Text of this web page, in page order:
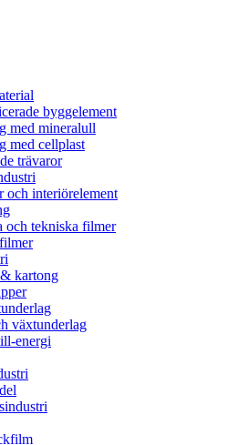
byggelement
med mineralull
med cellplast
trävaror
och interiörelement
och tekniska filmer
kartong
växtunderlag
energi